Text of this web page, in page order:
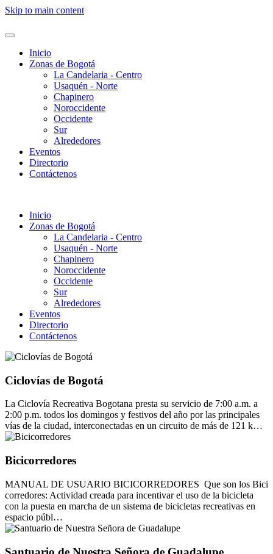
Skip to main content
Inicio
Zonas de Bogotá
La Candelaria - Centro
Usaquén - Norte
Chapinero
Noroccidente
Occidente
Sur
Alrededores
Eventos
Directorio
Contáctenos
Inicio
Zonas de Bogotá
La Candelaria - Centro
Usaquén - Norte
Chapinero
Noroccidente
Occidente
Sur
Alrededores
Eventos
Directorio
Contáctenos
Ciclovías de Bogotá
La Ciclovía Recreativa Bogotana presta su servicio de 7:00 a.m. a
2:00 p.m. todos los domingos y festivos del año por las principales
vías de la ciudad, interconectadas en un circuito de más de 121 k…
Bicicorredores
MANUAL DE USUARIO BICICORREDORES Que son los Bici
corredores: Actividad creada para incentivar el uso de la bicicleta
con la puesta en marcha de un sistema de bicicletas recreativas en
espacio públ…